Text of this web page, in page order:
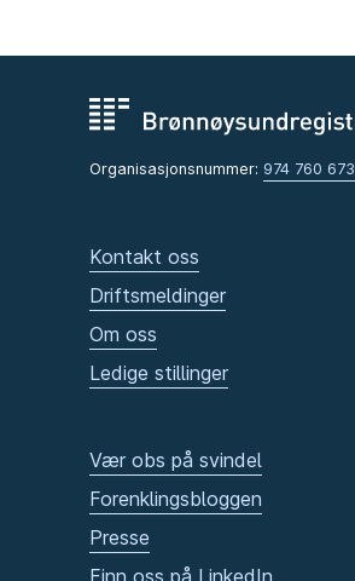
Organisasjonsnummer: 974 760 673
Kontakt oss
Driftsmeldinger
Om oss
Ledige stillinger
Vær obs på svindel
Forenklingsbloggen
Presse